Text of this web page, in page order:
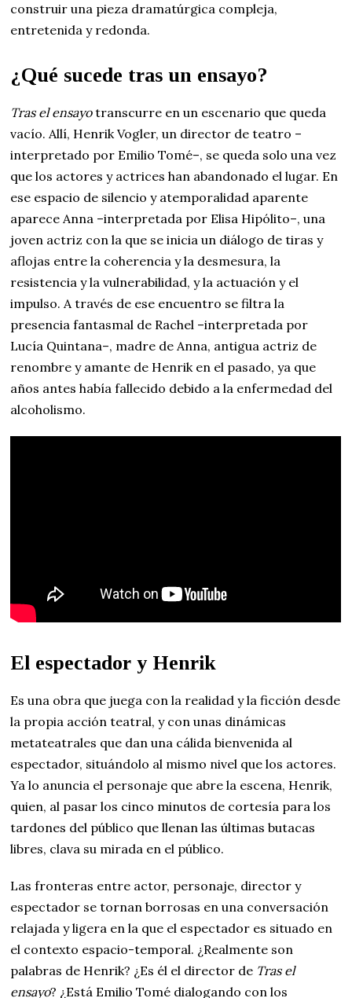
construir una pieza dramatúrgica compleja,
entretenida y redonda.
¿Qué sucede tras un ensayo?
Tras el ensayotranscurre en un escenario que queda
vacío. Allí, Henrik Vogler, un director de teatro –
interpretado por Emilio Tomé–, se queda solo una vez
que los actores y actrices han abandonado el lugar. En
ese espacio de silencio y atemporalidad aparente
aparece Anna –interpretada por Elisa Hipólito–, una
joven actriz con la que se inicia un diálogo de tiras y
aflojas entre la coherencia y la desmesura, la
resistencia y la vulnerabilidad, y la actuación y el
impulso. A través de ese encuentro se filtra la
presencia fantasmal de Rachel –interpretada por
Lucía Quintana–, madre de Anna, antigua actriz de
renombre y amante de Henrik en el pasado, ya que
años antes había fallecido debido a la enfermedad del
alcoholismo.
El espectador y Henrik
Es una obra que juega con la realidad y la ficción desde
la propia acción teatral, y con unas dinámicas
metateatrales que dan una cálida bienvenida al
espectador, situándolo al mismo nivel que los actores.
Ya lo anuncia el personaje que abre la escena, Henrik,
quien, al pasar los cinco minutos de cortesía para los
tardones del público que llenan las últimas butacas
libres, clava su mirada en el público.
Las fronteras entre actor, personaje, director y
espectador se tornan borrosas en una conversación
relajada y ligera en la que el espectador es situado en
el contexto espacio-temporal. ¿Realmente son
palabras de Henrik? ¿Es él el director de Tras el
ensayo? ¿Está Emilio Tomé dialogando con los